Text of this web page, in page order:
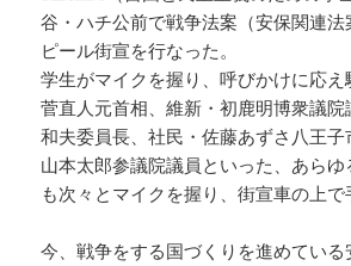
谷・ハチ公前で戦争法案（安保関連
ピール街宣を行なった。
学生がマイクを握り、呼びかけに応え
菅直人元首相、維新・初鹿明博衆議
和夫委員長、社民・佐藤あずさ八王子
山本太郎参議院議員といった、あらゆ
も次々とマイクを握り、街宣車の上で
今、戦争をする国づくりを進めてい